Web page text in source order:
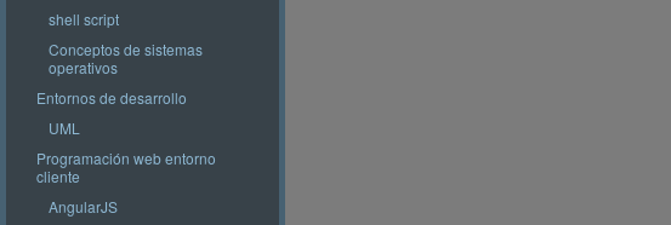
shell script
Conceptos de sistemas
operativos
Entornos de desarrollo
UML
Programación web entorno
cliente
AngularJS